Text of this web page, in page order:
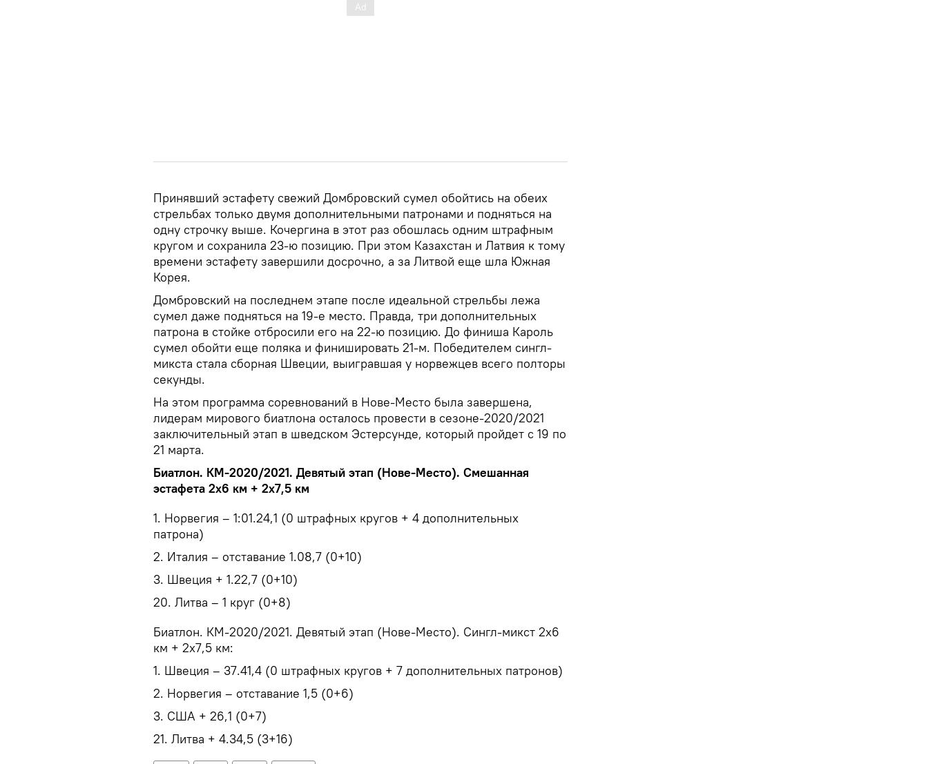
Принявший эстафету свежий Домбровский сумел обойтись на обеих
стрельбах только двумя дополнительными патронами и подняться на
одну строчку выше. Кочергина в этот раз обошлась одним штрафным
кругом и сохранила 23-ю позицию. При этом Казахстан и Латвия к тому
времени эстафету завершили досрочно, а за Литвой еще шла Южная
Корея.
Домбровский на последнем этапе после идеальной стрельбы лежа
сумел даже подняться на 19-е место. Правда, три дополнительных
патрона в стойке отбросили его на 22-ю позицию. До финиша Кароль
сумел обойти еще поляка и финишировать 21-м. Победителем сингл-
микста стала сборная Швеции, выигравшая у норвежцев всего полторы
секунды.
На этом программа соревнований в Нове-Место была завершена,
лидерам мирового биатлона осталось провести в сезоне-2020/2021
заключительный этап в шведском Эстерсунде, который пройдет с 19 по
21 марта.
Биатлон. КМ-2020/2021. Девятый этап (Нове-Место). Смешанная
эстафета 2х6 км + 2х7,5 км
1. Норвегия – 1:01.24,1 (0 штрафных кругов + 4 дополнительных
патрона)
2. Италия – отставание 1.08,7 (0+10)
3. Швеция + 1.22,7 (0+10)
20. Литва – 1 круг (0+8)
Биатлон. КМ-2020/2021. Девятый этап (Нове-Место). Сингл-микст 2х6
км + 2х7,5 км:
1. Швеция – 37.41,4 (0 штрафных кругов + 7 дополнительных патронов)
2. Норвегия – отставание 1,5 (0+6)
3. США + 26,1 (0+7)
21. Литва + 4.34,5 (3+16)